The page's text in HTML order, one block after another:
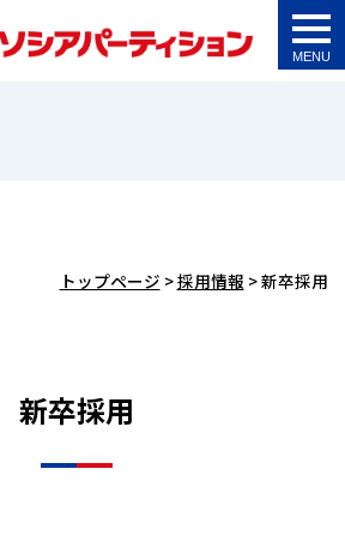
トップページ >採用情報 >新卒採用
新卒採用